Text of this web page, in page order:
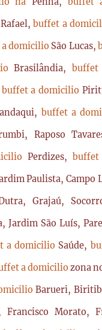
Rafael,buffet a
domicilio São Lucas,
Brasilândia,
buffet a domicilio
buffet a
Raposo
Perdizes,
Paulista, Campo
Grajaú,
Jardim São Luís,
a domicilio Saúde,
a domiciliozona
Barueri,
Francisco Morato,